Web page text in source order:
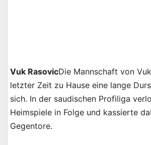
Vuk RasovicDie Mannschaft von
letzter Zeit zu Hause eine lange
sich. In der saudischen Profiliga
Heimspiele in Folge und kassierte
Gegentore.